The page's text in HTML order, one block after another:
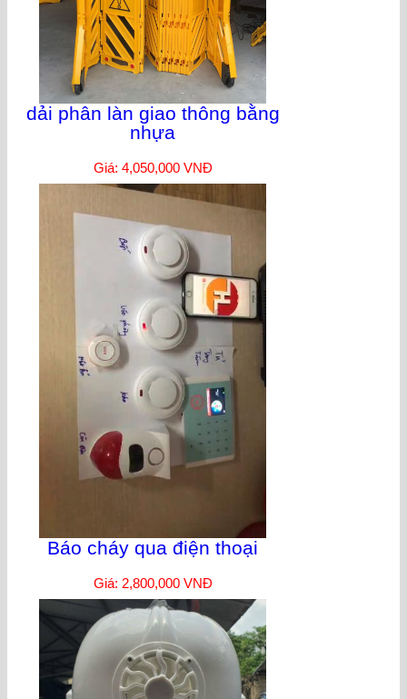
dải phân làn giao thông bằng
nhựa
Giá: 4,050,000 VNĐ
Báo cháy qua điện thoại
Giá: 2,800,000 VNĐ